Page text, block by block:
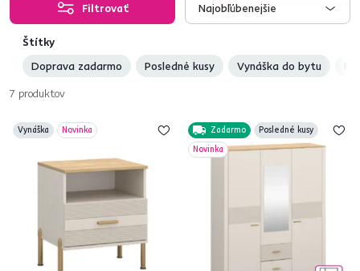
Filtrovať Najobľúbenejšie
Štítky
Doprava zadarmo
Posledné kusy Vynáška do bytu
7 produktov
Vynáška Novinka Zadarmo
Posledné kusy
Novinka